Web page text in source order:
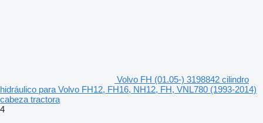
Volvo FH (01.05-) 3198842 cilindro
hidráulico para Volvo FH12, FH16, NH12, FH, VNL780 (1993-2014)
cabeza tractora
4